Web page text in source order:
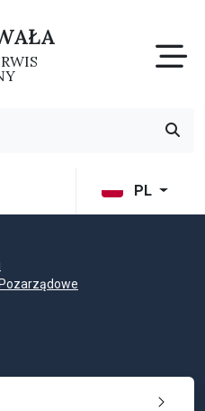
PL
Boguchwała